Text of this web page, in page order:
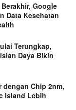
Google
Data Kesehatan
Terungkap,
Daya Bikin
dengan Chip 2nm,
Island Lebih